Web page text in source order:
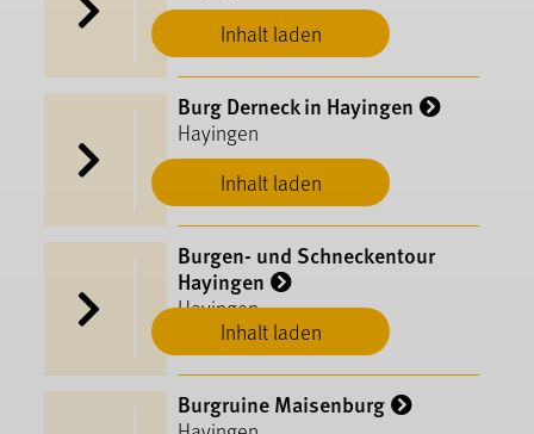
Inhalt laden
Inhalt laden
Burg Derneck in Hayingen
Hayingen
Inhalt laden
Burgen- und Schneckentour
Hayingen
Hayingen
Burgruine Maisenburg